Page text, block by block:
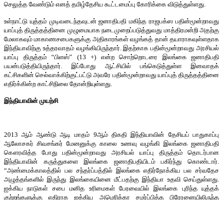
செலுத்த வேண்டும் எனத் தமிழ்தேசிய கூட்டமைப்பு கோரிக்கை விடுத்துள்ளது.
உள்நாட்டு யுத்தம் முடிவடைந்தவுடன் ஜனாதிபதி மகிந்த ராஜபக்ஸ பதின்மூன்றாவது
யாப்புத் திருத்தத்தினை முழுமையாக நடைமுறைப்படுத்துவது மாத்திரமன்றி அதற்கு
மேலாகவும் மாகாணசபைகளுக்கு அதிகாரங்கள் வழங்கத் தான் தயாராகவுள்ளதாக
இந்தியாவிற்கு உத்தரவாதம் வழங்கியிருந்தார். இதற்காக பதின்மூன்றாவது அரசியல்
யாப்பு திருத்தம் “பிளஸ்” (13 +) என்ற சொற்றொடரை இலங்கை ஜனாதிபதி
பயன்படுத்தியிருந்தார். இப்போது ஆட்சியில் பங்கெடுத்துள்ள இனவாதக்
கட்சிகளின் செல்வாக்கிற்குட்பட்டு அவரே பதின்மூன்றாவது யாப்புத் திருத்தத்தினை
எதிர்க்கின்ற காட்சிநிலை தோன்றியுள்ளது.
இந்தியாவின் முயற்சி
2013 ஆம் ஆண்டு ஆடி மாதம் 9ஆம் திகதி இந்தியாவின் தேசியப் பாதுகாப்பு
ஆலோசகர் சிவசங்கர் மேனனுக்கு காலை உணவு வழங்கி இலங்கை ஜனாதிபதி
கௌரவித்த போது பதின்மூன்றாவது அரசியல் யாப்பு திருத்தம் தொடர்பான
இந்தியாவின் கருத்துகளை இலங்கை ஜனாதிபதியிடம் பகிர்ந்து கொண்டார்.
“அண்மைக்காலத்தில் பல சந்தர்ப்பத்தில் இலங்கை எதிர்நோக்கிய பல சர்வதேச
அழுத்தங்களில் இருந்து இலங்கையினை மீட்பதற்கு இந்தியா உதவி செய்துள்ளது.
ஐக்கிய நாடுகள் சபை மனித உரிமைகள் பேரவையில் இலங்கை புரிந்த யுத்தக்
குற்றங்களுக்கு எதிராக ஐக்கிய அமெரிக்கா சமர்ப்பித்த பிரேரனையிலிருந்த